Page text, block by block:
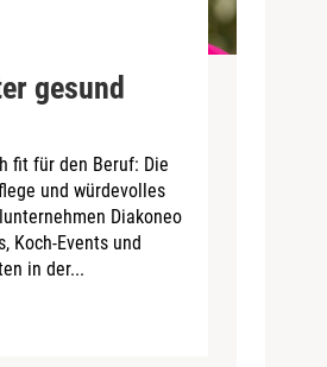
gesund
fit für den Beruf: Die
und würdevolles
Diakoneo
Koch-Events und
in der...